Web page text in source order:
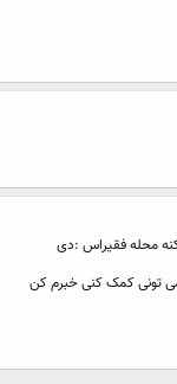
محله فقیراس :دی
تونی کمک کنی خبرم کن